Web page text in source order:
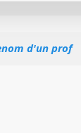
d'un prof